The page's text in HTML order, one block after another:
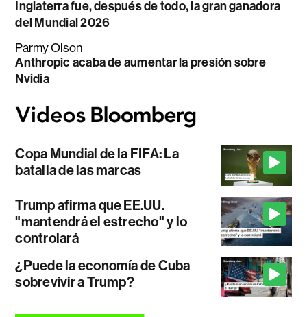
Inglaterra fue, después de todo, la gran ganadora
del Mundial 2026
Parmy Olson
Anthropic acaba de aumentar la presión sobre
Nvidia
Copa Mundial de la FIFA: La
batalla de las marcas
Trump afirma que EE.UU.
"mantendrá el estrecho" y lo
controlará
¿Puede la economía de Cuba
sobrevivir a Trump?